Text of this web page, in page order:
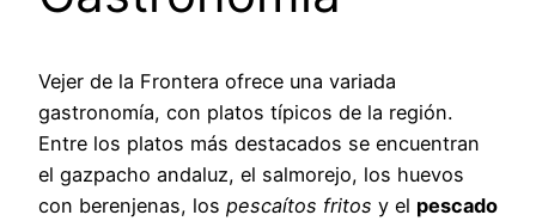
Vejer de la Frontera ofrece una variada
gastronomía, con platos típicos de la región.
Entre los platos más destacados se encuentran
el gazpacho andaluz, el salmorejo, los huevos
con berenjenas, los pescaítos fritos y el pescado